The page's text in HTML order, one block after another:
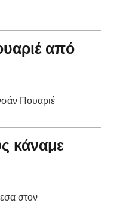
από
Πουαριέ
κάναμε
στον